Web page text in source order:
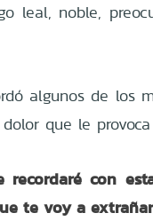
leal, noble,
algunos de los
que le
recordaré con
te voy a